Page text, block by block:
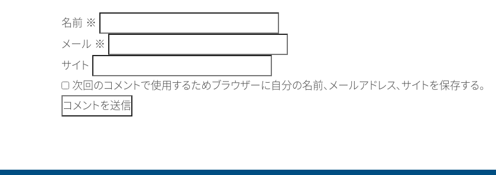
名前 ※
メール ※
サイト
次回のコメントで使用するためブラウザーに自分の名前、メールアドレス、サイトを保存する。